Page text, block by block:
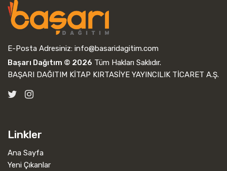
E-Posta Adresiniz: info@basaridagitim.com
Başarı Dağıtım © 2026 Tüm Hakları Saklıdır.
BAŞARI DAĞITIM KİTAP KIRTASİYE YAYINCILIK TİCARET A.Ş.
Linkler
Ana Sayfa
Yeni Çıkanlar